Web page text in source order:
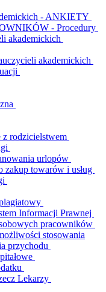
- ANKIETY
- Procedury
akademickich
akademickich
rodzicielstwem
urlopów
zakup towarów i usług
Informacji Prawnej
pracowników
stosowania
przychodu
Lekarzy